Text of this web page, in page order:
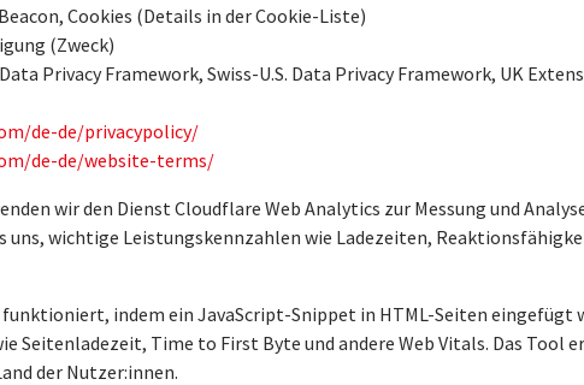
Cookies (Details in der Cookie-Liste)
(Zweck)
Privacy Framework, Swiss-U.S. Data Privacy Framework, UK
de-de/privacypolicy/
de-de/website-terms/
wir den Dienst Cloudflare Web Analytics zur Messung und
uns, wichtige Leistungskennzahlen wie Ladezeiten,
indem ein JavaScript-Snippet in HTML-Seiten eingefügt
Seitenladezeit, Time to First Byte und andere Web Vitals. Das Tool
der Nutzer:innen.